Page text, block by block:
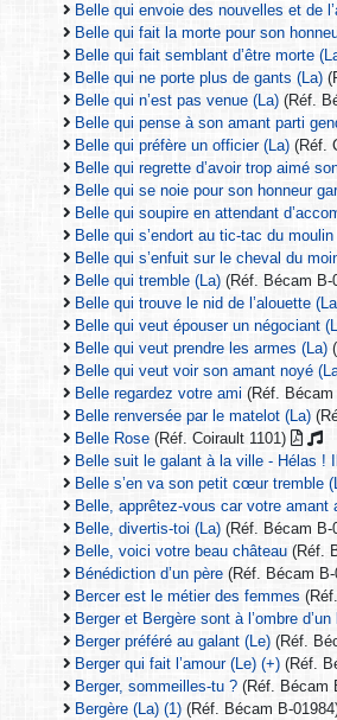
Belle qui envoie des nouvelles et de
Belle qui fait la morte pour son
Belle qui fait semblant d’être morte
Belle qui ne porte plus de gants (La)
Belle qui n’est pas venue (La) (Réf.
Belle qui pense à son amant parti
Belle qui préfère un officier (La) (Réf.
Belle qui regrette d’avoir trop aimé
Belle qui se noie pour son honneur
Belle qui soupire en attendant
Belle qui s’endort au tic-tac du
Belle qui s’enfuit sur le cheval du
Belle qui tremble (La) (Réf. Bécam B-
Belle qui trouve le nid de l’alouette
Belle qui veut épouser un négociant
Belle qui veut prendre les armes (La)
Belle qui veut voir son amant noyé
Belle regardez votre ami (Réf. Bécam
Belle renversée par le matelot (La)
Belle Rose (Réf. Coirault 1101)
Belle suit le galant à la ville - Hélas !
Belle s’en va son petit cœur tremble
Belle, apprêtez-vous car votre amant
Belle, divertis-toi (La) (Réf. Bécam B-
Belle, voici votre beau château (Réf.
Bénédiction d’un père (Réf. Bécam B-
Bercer est le métier des femmes
Berger et Bergère sont à l’ombre
Berger préféré au galant (Le) (Réf.
Berger qui fait l’amour (Le) (+) (Réf.
Berger, sommeilles-tu ? (Réf. Bécam
Bergère (La) (1) (Réf. Bécam B-